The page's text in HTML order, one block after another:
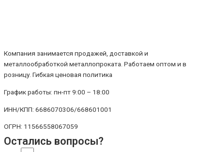
Компания занимается продажей, доставкой и
металлообработкой металлопроката. Работаем оптом и в
розницу. Гибкая ценовая политика
График работы: пн-пт 9:00 – 18:00
ИНН/КПП: 6686070306/668601001
ОГРН: 11566558067059
Остались вопросы?